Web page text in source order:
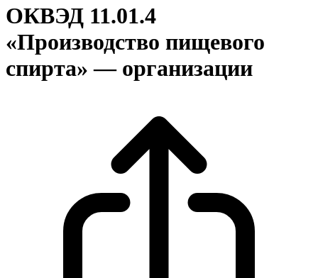
ОКВЭД 11.01.4
«Производство пищевого
спирта» — организации